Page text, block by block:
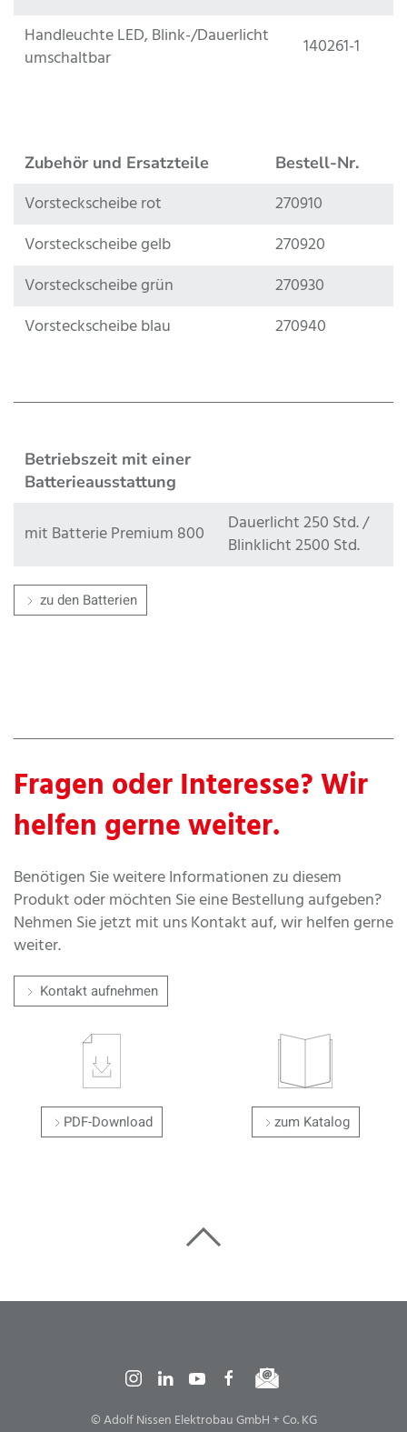
Handleuchte LED, Blink-/Dauerlicht
umschaltbar
140261-1
Zubehör und Ersatzteile Bestell-Nr.
Vorsteckscheibe rot
270910
Vorsteckscheibe gelb
270920
Vorsteckscheibe grün
270930
Vorsteckscheibe blau
270940
Betriebszeit mit einer
Batterieausstattung
mit Batterie Premium 800
Dauerlicht 250 Std. /
Blinklicht 2500 Std.
zu den Batterien
Fragen oder Interesse? Wir
helfen gerne weiter.
Benötigen Sie weitere Informationen zu diesem
Produkt oder möchten Sie eine Bestellung aufgeben?
Nehmen Sie jetzt mit uns Kontakt auf, wir helfen gerne
weiter.
Kontakt aufnehmen
PDF-Download zum Katalog
© Adolf Nissen Elektrobau GmbH + Co. KG